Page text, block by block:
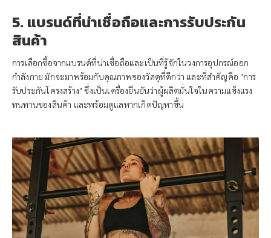
5. แบรนด์ที่น่าเชื่อถือและการรับประกัน
สินค้า
การเลือกซื้อจากแบรนด์ที่น่าเชื่อถือและเป็นที่รู้จักในวงการอุปกรณ์ออก
กำลังกาย มักจะมาพร้อมกับคุณภาพของวัสดุที่ดีกว่า และที่สำคัญคือ "การ
รับประกันโครงสร้าง" ซึ่งเป็นเครื่องยืนยันว่าผู้ผลิตมั่นใจในความแข็งแรง
ทนทานของสินค้า และพร้อมดูแลหากเกิดปัญหาขึ้น